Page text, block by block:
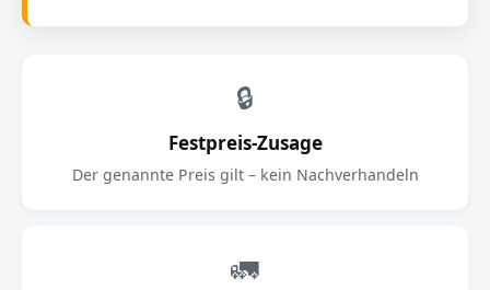
🔒
Festpreis-Zusage
Der genannte Preis gilt – kein Nachverhandeln
🚛